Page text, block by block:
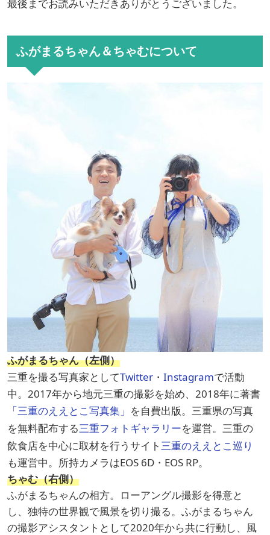
最後までお読みいただきありがとうございました。
ふがまるちゃん＆ちゃむについて
ふがまるちゃん（左側）
三重を撮る写真家としてTwitter ・ Instagramで活動
中。2017年から地元三重の撮影を始め、2018年に著書
「三重のええとこ写真集」 を自費出版。三重県の写真
を無料配布する三重フォトギャラリーを運営。三重の
飲食店を中心に取材を行うサイト三重のええとこ巡り
も運営中。所持カメラはEOS 6D・EOS RP。
ちゃむ（右側）
ふがまるちゃんの相方。ローアングル撮影を得意と
し、独特の世界観で風景を切り撮る。ふがまるちゃん
の撮影アシスタントとして2020年から共に行動し、風